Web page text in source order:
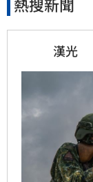
漢光